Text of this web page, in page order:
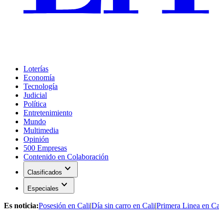
Loterías
Economía
Tecnología
Judicial
Política
Entretenimiento
Mundo
Multimedia
Opinión
500 Empresas
Contenido en Colaboración
Clasificados expand_more
Especiales expand_more
Es noticia:Posesión en Cali|Día sin carro en Cali|Primera Linea en